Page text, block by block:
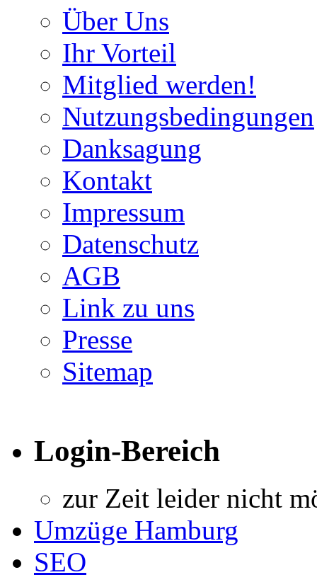
Über Uns
Ihr Vorteil
Mitglied werden!
Nutzungsbedingungen
Danksagung
Kontakt
Impressum
Datenschutz
AGB
Link zu uns
Presse
Sitemap
Login-Bereich
zur Zeit leider nicht
Umzüge Hamburg
SEO